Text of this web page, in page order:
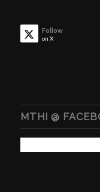
Follow
on X
MTHI @